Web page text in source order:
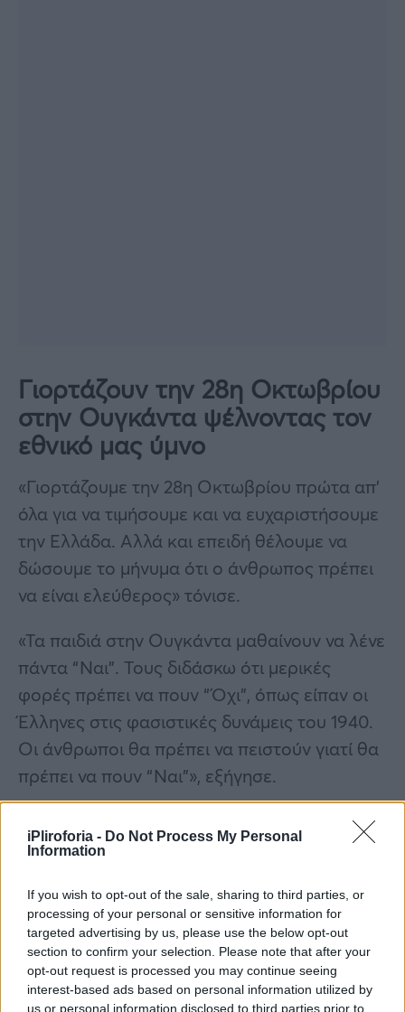
iPliroforia - Do Not Process My Personal
Information
If you wish to opt-out of the sale, sharing to third parties, or
processing of your personal or sensitive information for
targeted advertising by us, please use the below opt-out
section to confirm your selection. Please note that after your
opt-out request is processed you may continue seeing
interest-based ads based on personal information utilized by
us or personal information disclosed to third parties prior to
Γιορτάζουν την 28η Οκτωβρίου
στην Ουγκάντα ψέλνοντας τον
εθνικό μας ύμνο
«Γιορτάζουμε την 28η Οκτωβρίου πρώτα απ’
όλα για να τιμήσουμε και να ευχαριστήσουμε
την Ελλάδα. Αλλά και επειδή θέλουμε να
δώσουμε το μήνυμα ότι ο άνθρωπος πρέπει
να είναι ελεύθερος» τόνισε.
«Τα παιδιά στην Ουγκάντα μαθαίνουν να λένε
πάντα “Ναι”. Τους διδάσκω ότι μερικές
φορές πρέπει να πουν “Όχι”, όπως είπαν οι
Έλληνες στις φασιστικές δυνάμεις του 1940.
Οι άνθρωποι θα πρέπει να πειστούν γιατί θα
πρέπει να πουν “Ναι”», εξήγησε.